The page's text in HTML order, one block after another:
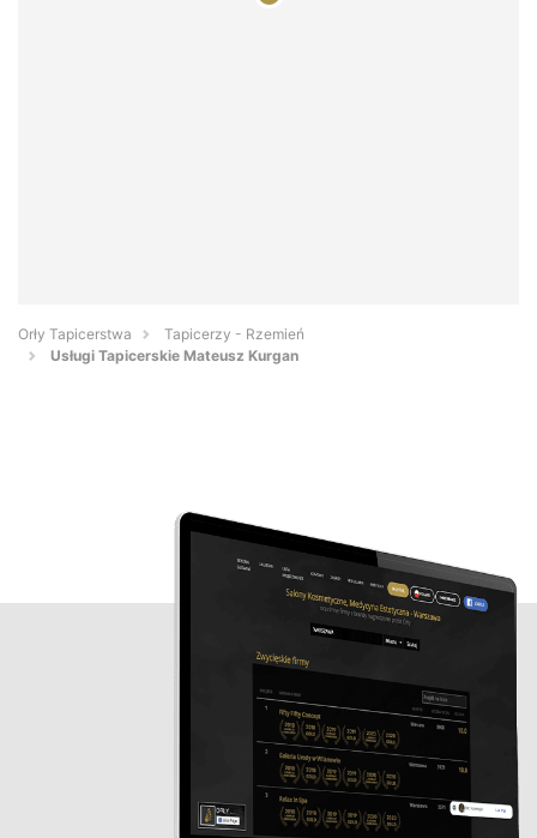
Orły Tapicerstwa
Tapicerzy - Rzemień
Usługi Tapicerskie Mateusz Kurgan